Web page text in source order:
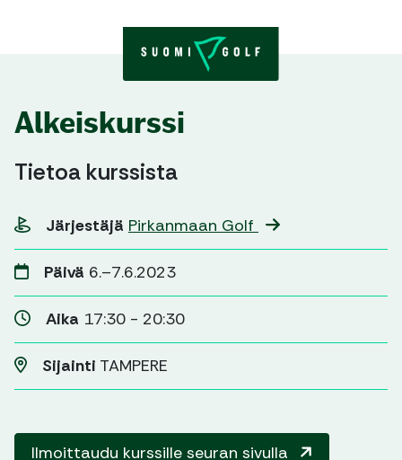
Alkeiskurssi
Tietoa kurssista
Järjestäjä Pirkanmaan Golf
Päivä 6.–7.6.2023
Aika 17:30 - 20:30
Sijainti TAMPERE
Ilmoittaudu kurssille seuran sivulla